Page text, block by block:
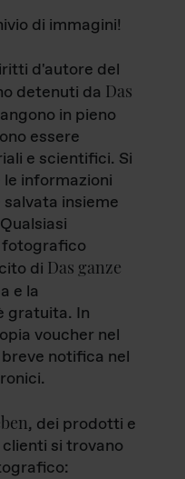
di immagini!
d'autore del
detenuti da Das
in pieno
essere
e scientifici. Si
informazioni
insieme
fotografico
di Das ganze
e la
gratuita. In
voucher nel
notifica nel
, dei prodotti e
si trovano